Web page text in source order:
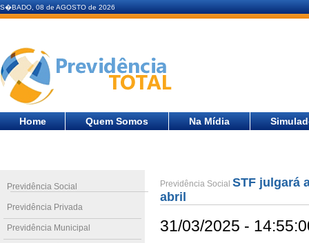
S�BADO, 08 de AGOSTO de 2026
Home Quem Somos Na Mídia
Previdência Social
Previdência Privada
Previdência Municipal
Previdência Social STF julgará
abril
31/03/2025 -